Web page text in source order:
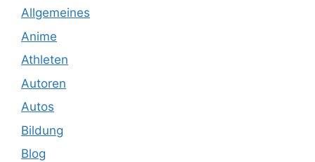
Allgemeines
Anime
Athleten
Autoren
Autos
Bildung
Blog